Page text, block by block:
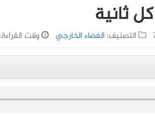
ثانية
التصنيف: الفضاء الخارجي وقت القراءة: 3 دقيقة, 12 ثانية